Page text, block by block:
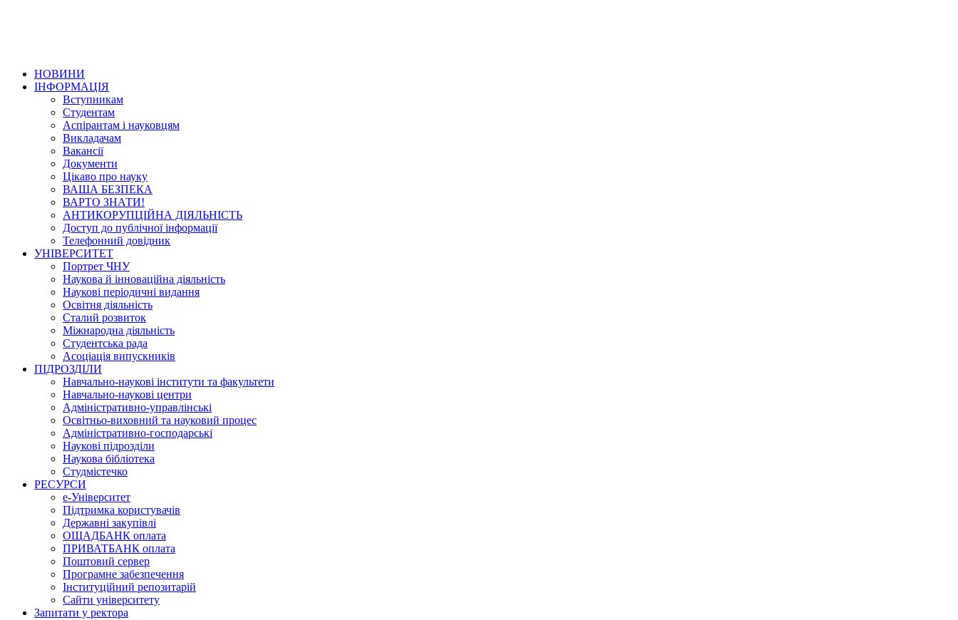
НОВИНИ
ІНФОРМАЦІЯ
Вступникам
Студентам
Аспірантам і науковцям
Викладачам
Вакансії
Документи
Цікаво про науку
ВАША БЕЗПЕКА
ВАРТО ЗНАТИ!
АНТИКОРУПЦІЙНА ДІЯЛЬНІСТЬ
Доступ до публічної інформації
Телефонний довідник
УНІВЕРСИТЕТ
Портрет ЧНУ
Наукова й інноваційна діяльність
Наукові періодичні видання
Освітня діяльність
Сталий розвиток
Міжнародна діяльність
Студентська рада
Асоціація випускників
ПІДРОЗДІЛИ
Навчально-наукові інститути та факультети
Навчально-наукові центри
Адміністративно-управлінські
Освітньо-виховний та науковий процес
Адміністративно-господарські
Наукові підрозділи
Наукова бібліотека
Студмістечко
РЕСУРСИ
е-Університет
Підтримка користувачів
Державні закупівлі
ОЩАДБАНК оплата
ПРИВАТБАНК оплата
Поштовий сервер
Програмне забезпечення
Інституційний репозитарій
Сайти університету
Запитати у ректора